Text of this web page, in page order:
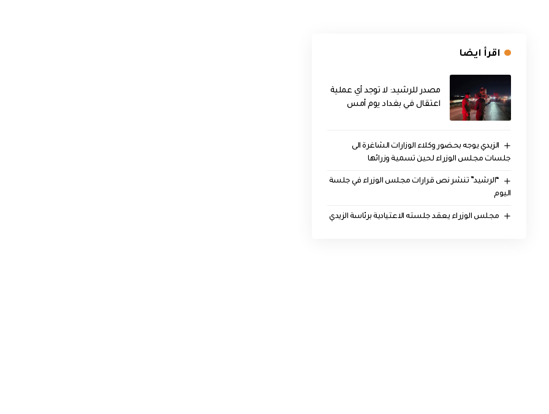
اقرأ ايضا
مصدر للرشيد: لا توجد أي عملية
اعتقال في بغداد يوم أمس
الزيدي يوجه بحضور وكلاء الوزارات الشاغرة الى
جلسات مجلس الوزراء لحين تسمية وزرائها
“الرشيد” تنشر نص قرارات مجلس الوزراء في جلسة
اليوم
مجلس الوزراء يعقد جلسته الاعتيادية برئاسة الزيدي